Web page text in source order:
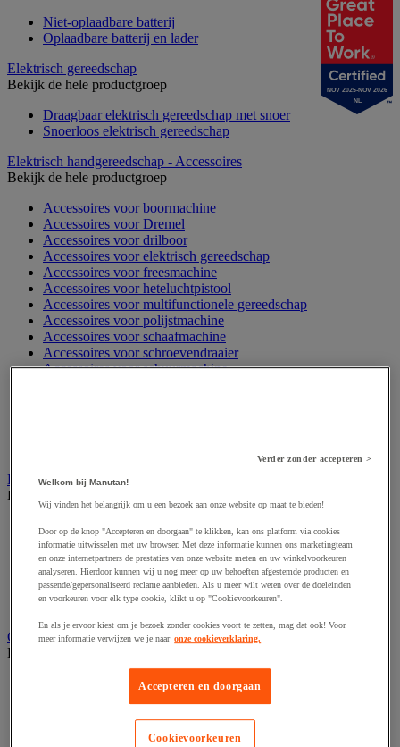
Niet-oplaadbare batterij
Oplaadbare batterij en lader
Elektrisch gereedschap
Bekijk de hele productgroep
Draagbaar elektrisch gereedschap met snoer
Snoerloos elektrisch gereedschap
Elektrisch handgereedschap - Accessoires
Bekijk de hele productgroep
Accessoires voor boormachine
Accessoires voor Dremel
Accessoires voor drilboor
Accessoires voor elektrisch gereedschap
Accessoires voor freesmachine
Accessoires voor heteluchtpistool
Accessoires voor multifunctionele gereedschap
Accessoires voor polijstmachine
Accessoires voor schaafmachine
Accessoires voor schroevendraaier
Accessoires voor schuurmachine
Elektrische toebehoren en verlichting
Bekijk de hele productgroep
Accessoires voor elektrisch schakelpaneel
Batterij, oplader en kabel
Elektrische kabel
Elektrische uitrusting
Verlengsnoer, stekkerdoos en kapelhaspel
Wandcontactdoos en schakelaar
Gereedschap opbergen
Bekijk de hele productgroep
Assortimentsdoos en gereedschapkoffer
Verrijdbare werktafel
NOV 2025-NOV 2026
NL
Verder zonder accepteren >
Welkom bij Manutan!
Wij vinden het belangrijk om u een bezoek aan onze website op maat te bieden!
Door op de knop "Accepteren en doorgaan" te klikken, kan ons platform via cookies
informatie uitwisselen met uw browser. Met deze informatie kunnen ons marketingteam
en onze internetpartners de prestaties van onze website meten en uw winkelvoorkeuren
analyseren. Hierdoor kunnen wij u nog meer op uw behoeften afgestemde producten en
passende/gepersonaliseerd reclame aanbieden. Als u meer wilt weten over de doeleinden
en voorkeuren voor elk type cookie, klikt u op "Cookievoorkeuren".
En als je ervoor kiest om je bezoek zonder cookies voort te zetten, mag dat ook! Voor
meer informatie verwijzen we je naar onze cookieverklaring.
Accepteren en doorgaan
Cookievoorkeuren